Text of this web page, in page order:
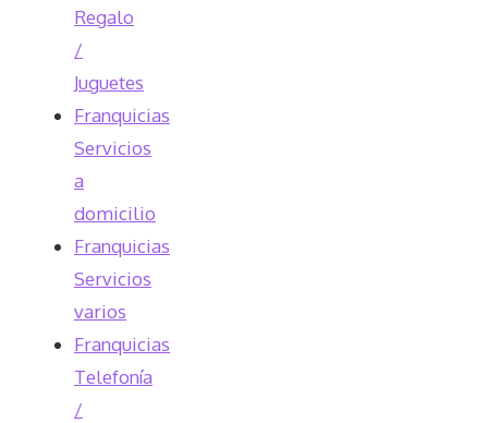
Regalo
/
Juguetes
Franquicias
Servicios
a
domicilio
Franquicias
Servicios
varios
Franquicias
Telefonía
/